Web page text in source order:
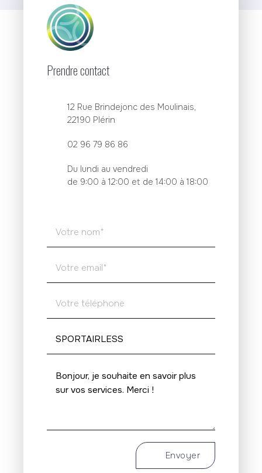
Envoyer
Prendre contact
12 Rue Brindejonc des Moulinais,
22190 Plérin
02 96 79 86 86
Du lundi au vendredi
de 9:00 à 12:00 et de 14:00 à 18:00